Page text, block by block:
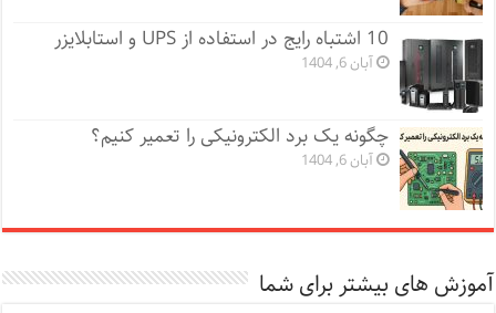
10 اشتباه رایج در استفاده از UPS و استابلایزر
آبان 6, 1404
چگونه یک برد الکترونیکی را تعمیر کنیم؟
آبان 6, 1404
آموزش های بیشتر برای شما